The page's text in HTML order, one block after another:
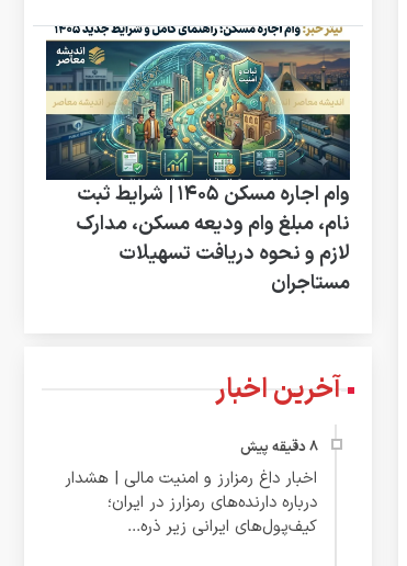
وام اجاره مسکن ۱۴۰۵ | شرایط ثبت
نام، مبلغ وام ودیعه مسکن، مدارک
لازم و نحوه دریافت تسهیلات
مستاجران
آخرین اخبار
اخبار داغ رمزارز و امنیت مالی | هشدار
درباره دارنده‌های رمزارز در ایران؛
کیف‌پول‌های ایرانی زیر ذره‌...